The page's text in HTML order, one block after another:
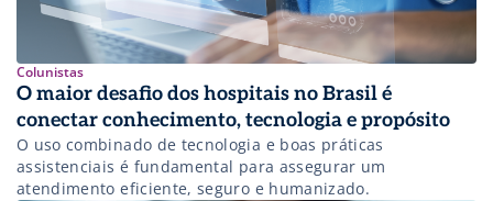
Colunistas
O maior desafio dos hospitais no Brasil é
conectar conhecimento, tecnologia e propósito
O uso combinado de tecnologia e boas práticas
assistenciais é fundamental para assegurar um
atendimento eficiente, seguro e humanizado.